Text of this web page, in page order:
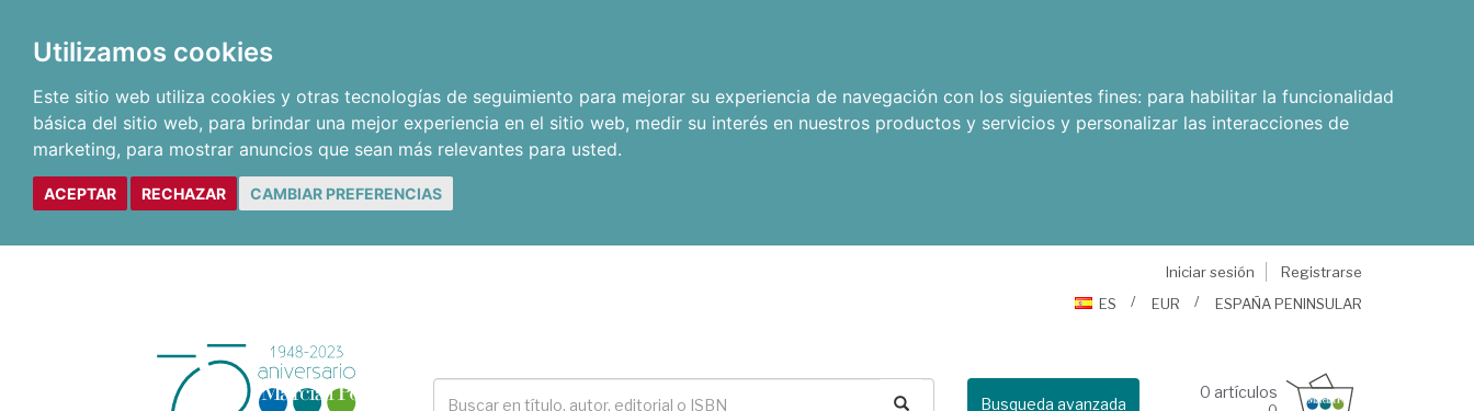
Utilizamos cookies
Este sitio web utiliza cookies y otras tecnologías de seguimiento para mejorar su experiencia de navegación con los siguientes fines: para habilitar la funcionalidad
básica del sitio web, para brindar una mejor experiencia en el sitio web, medir su interés en nuestros productos y servicios y personalizar las interacciones de
marketing, para mostrar anuncios que sean más relevantes para usted.
ACEPTAR RECHAZAR CAMBIAR PREFERENCIAS
Iniciar sesión
Registrarse
ES
EUR ESPAÑA PENINSULAR
Busqueda avanzada
0 artículos